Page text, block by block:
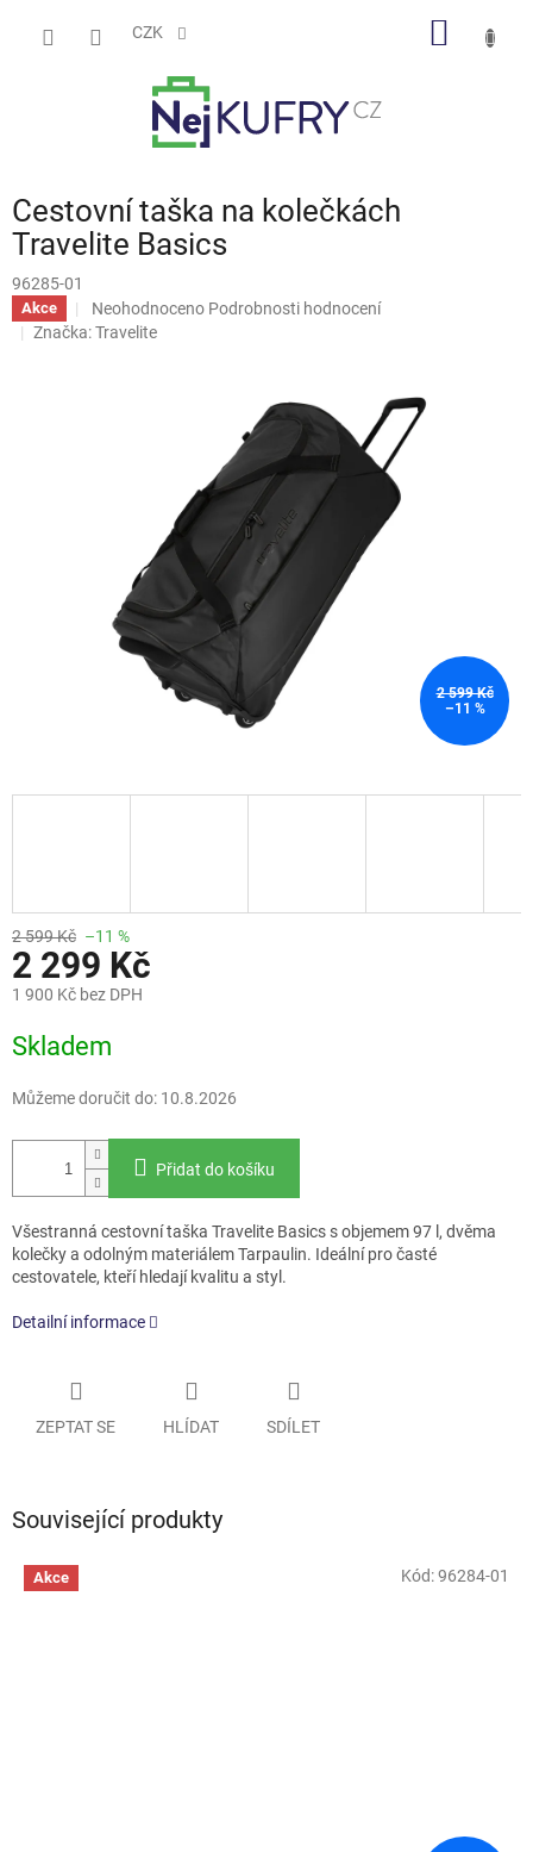
CZK
Cestovní taška na kolečkách
Travelite Basics
96285-01
Akce
Průměrné
hodnocení
Neohodnoceno Podrobnosti hodnocení
Značka:Travelite
2 599 Kč
–11 %
2 599 Kč –11 %
2 299 Kč
1 900 Kč bez DPH
cena:
Skladem
Můžeme doručit do: 10.8.2026
Přidat do košíku
Všestranná cestovní taška Travelite Basics s objemem 97 l, dvěma
kolečky a odolným materiálem Tarpaulin. Ideální pro časté
cestovatele, kteří hledají kvalitu a styl.
Detailní informace
ZEPTAT SE HLÍDAT SDÍLET
Související produkty
Akce Kód:96284-01